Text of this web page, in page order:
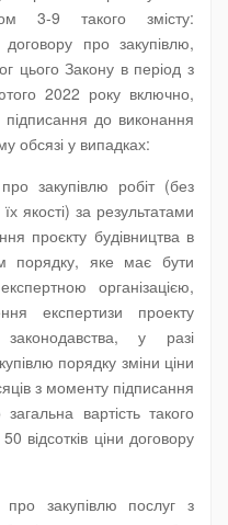
3-9 такого змісту:
про закупівлю,
цього Закону в період з
2022 року включно,
до виконання
обсязі у випадках:
закупівлю робіт (без
якості) за результатами
проєкту будівництва в
порядку, яке має бути
організацією,
експертизи проекту
у разі
порядку зміни ціни
з моменту підписання
вартість такого
відсотків ціни договору
закупівлю послуг з